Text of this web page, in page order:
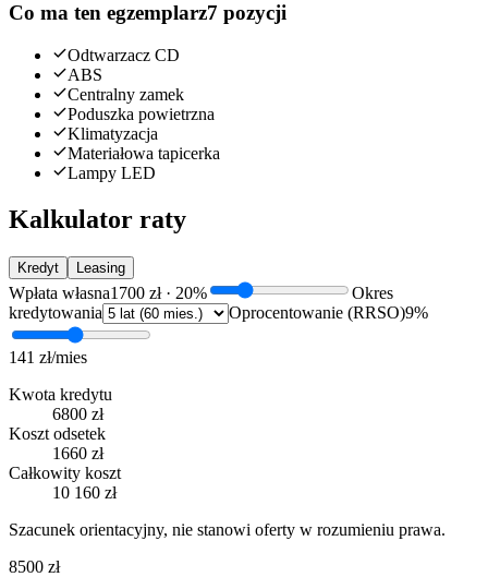
Co ma ten egzemplarz7 pozycji
Odtwarzacz CD
ABS
Centralny zamek
Poduszka powietrzna
Klimatyzacja
Materiałowa tapicerka
Lampy LED
Kalkulator raty
Kredyt Leasing
Wpłata własna1700 zł· 20%
Okres
kredytowania
Oprocentowanie (RRSO)9%
141 zł/mies
Kwota kredytu
6800 zł
Koszt odsetek
1660 zł
Całkowity koszt
10 160 zł
Szacunek orientacyjny, nie stanowi oferty w rozumieniu prawa.
8500 zł